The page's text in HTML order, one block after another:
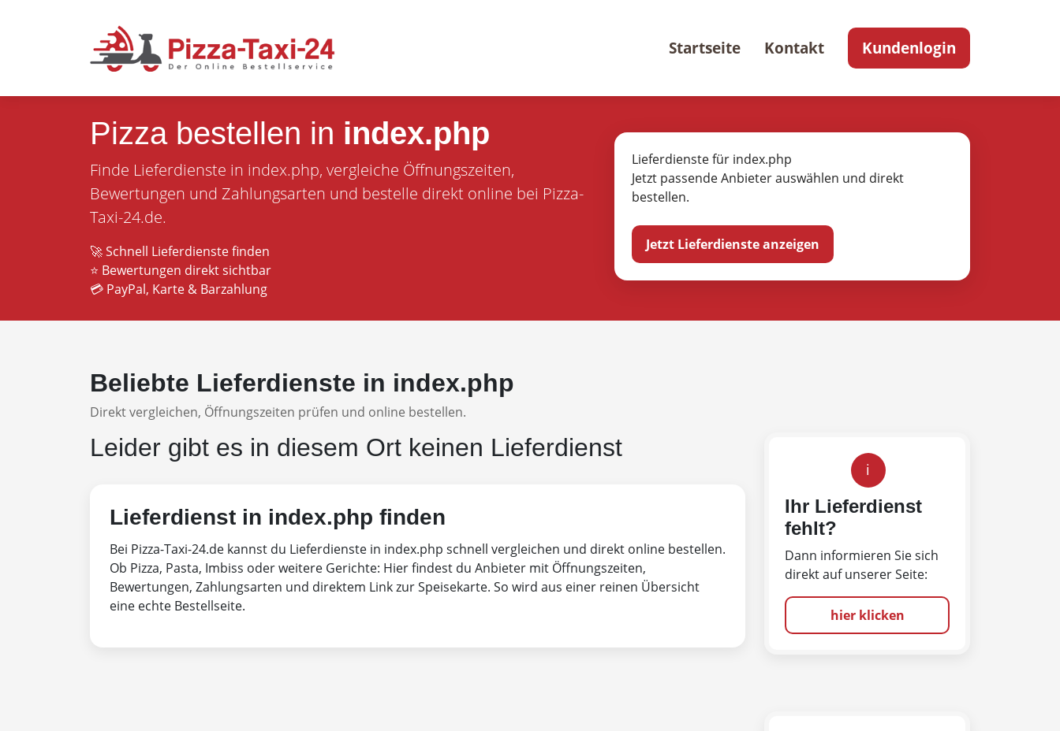
Startseite Kontakt Kundenlogin
Pizza bestellen in index.php
Finde Lieferdienste in index.php, vergleiche Öffnungszeiten,
Bewertungen und Zahlungsarten und bestelle direkt online bei Pizza-
Taxi-24.de.
🚀 Schnell Lieferdienste finden
⭐ Bewertungen direkt sichtbar
💳 PayPal, Karte & Barzahlung
Lieferdienste für index.php
Jetzt passende Anbieter auswählen und direkt
bestellen.
Jetzt Lieferdienste anzeigen
Beliebte Lieferdienste in index.php
Direkt vergleichen, Öffnungszeiten prüfen und online bestellen.
Leider gibt es in diesem Ort keinen Lieferdienst
Lieferdienst in index.php finden
Bei Pizza-Taxi-24.de kannst du Lieferdienste in index.php schnell vergleichen und direkt online bestellen.
Ob Pizza, Pasta, Imbiss oder weitere Gerichte: Hier findest du Anbieter mit Öffnungszeiten,
Bewertungen, Zahlungsarten und direktem Link zur Speisekarte. So wird aus einer reinen Übersicht
eine echte Bestellseite.
i
Ihr Lieferdienst
fehlt?
Dann informieren Sie sich
direkt auf unserer Seite:
hier klicken